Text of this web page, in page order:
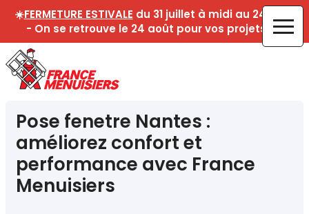
☀️FERMETURE ESTIVALE du 31 juillet à midi au 24 août
- On se retrouve le 24 août pour vos projets !☀️
Pose fenetre Nantes :
améliorez confort et
performance avec France
Menuisiers